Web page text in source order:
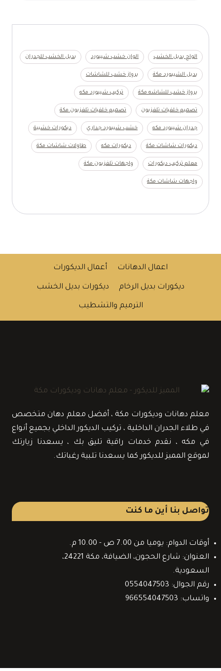
الواح بديل الخشب الوان خشب شيبورد بديل الخشب للجدران
بديل الشيبورد مكة برواز خشب للشاشات
برواز خشب للشاشه مكة تركيب شيبورد مكه
تصميم خلفيات تلفزيون تصميم خلفيات تلفزيون مكة
جدران شيبورد مكه خشب شيبورد جداري ديكورات خشبية
ديكورات شاشات مكة ديكورات مكه طاولات شاشات مكة
معلم تركيب ديكورات واجهات تلفزيون مكة
واجهات شاشات مكة
اعمال الدهانات أعمال الديكورات
ديكورات بديل الرخام ديكورات بديل الخشب
الترميم والتشطيب
معلم دهانات وديكورات مكة ، أفضل معلم دهان متخصص
في طلاء الجدران الداخلية ، تركيب الديكور الداخلي بجميع أنواع
في مكه ، نقدم خدمات راقية تليق بك ، يسعدنا زيارتك
لموقع المميز للديكور كما يسعدنا تلبية رغباتك.
تواصل بنا أين ما كنت
أوقات الدوام: يوميا من 7.00 ص - 10.00 م.
العنوان: شارع الحجون، الضيافة، مكة 24221،
السعودية.
رقم الجوال: 0554047503
واتساب: 966554047503